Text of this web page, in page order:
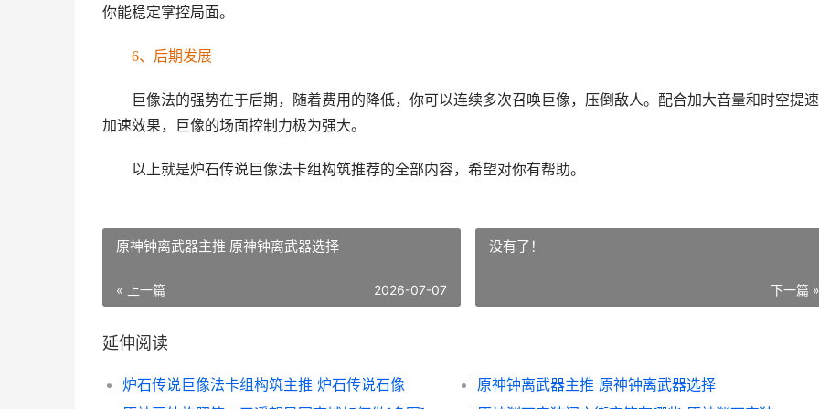
你能稳定掌控局面。
6、后期发展
巨像法的强势在于后期，随着费用的降低，你可以连续多次召唤巨像，压倒敌人。配合加大音量和时空提
加速效果，巨像的场面控制力极为强大。
以上就是炉石传说巨像法卡组构筑推荐的全部内容，希望对你有帮助。
原神钟离武器主推 原神钟离武器选择
« 上一篇 2026-07-07
没有了！
下一篇 »
延伸阅读
炉石传说巨像法卡组构筑主推 炉石传说石像
原神钟离武器主推 原神钟离武器选择